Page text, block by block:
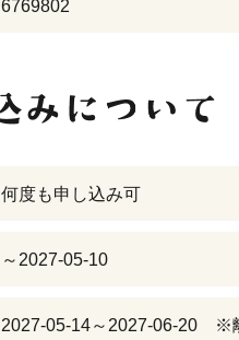
6769802
何度も申し込み可
～2027-05-10
2027-05-14～2027-06-20 ※